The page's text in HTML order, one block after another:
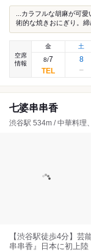
...カラフルな胡麻が可
術的な焼きおにぎり。
空席
情報
金
8/7
土
8
七婆串串香
渋谷駅 534m / 中華料理
【渋谷駅徒歩4分】
串串香』日本に初上陸